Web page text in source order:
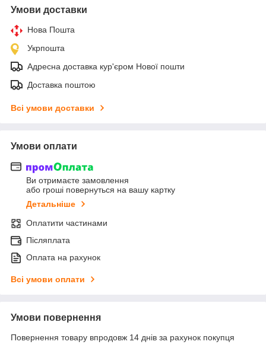
Умови доставки
Нова Пошта
Укрпошта
Адресна доставка кур'єром Нової пошти
Доставка поштою
Всі умови доставки
Умови оплати
Ви отримаєте замовлення
або гроші повернуться на вашу картку
Детальніше
Оплатити частинами
Післяплата
Оплата на рахунок
Всі умови оплати
Умови повернення
Повернення товару впродовж 14 днів за рахунок покупця